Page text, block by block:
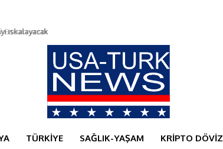
verdi
TÜRKİYE SAĞLIK-YAŞAM KRİPTO DÖVİZ